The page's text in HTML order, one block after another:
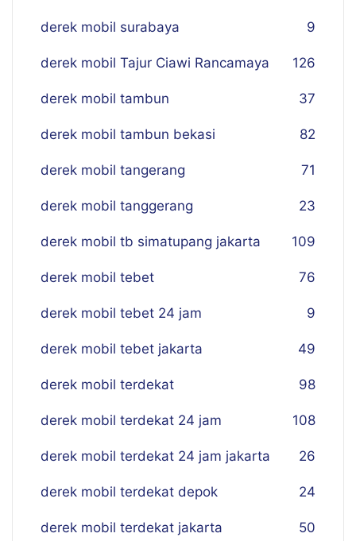
derek mobil surabaya 9
derek mobil Tajur Ciawi Rancamaya 126
derek mobil tambun 37
derek mobil tambun bekasi 82
derek mobil tangerang 71
derek mobil tanggerang 23
derek mobil tb simatupang jakarta 109
derek mobil tebet 76
derek mobil tebet 24 jam 9
derek mobil tebet jakarta 49
derek mobil terdekat 98
derek mobil terdekat 24 jam 108
derek mobil terdekat 24 jam jakarta 26
derek mobil terdekat depok 24
derek mobil terdekat jakarta 50